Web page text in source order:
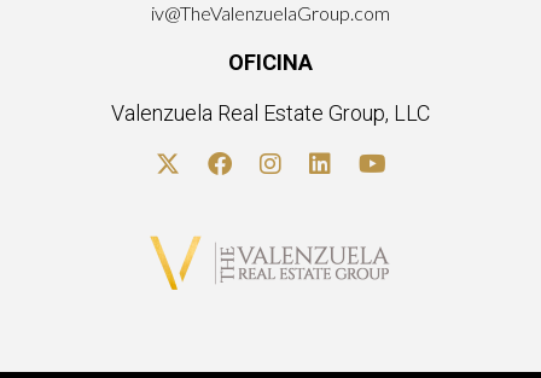
iv@TheValenzuelaGroup.com
OFICINA
Valenzuela Real Estate Group, LLC